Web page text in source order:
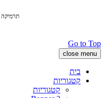
תרמיקה
Go to Top
close menu
בית
קטגוריות
קטגוריות